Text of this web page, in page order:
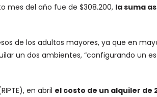
mes del año fue de $308.200, la suma
de los adultos mayores, ya que en
un dos ambientes, “configurando un
en abril el costo de un alquiler de